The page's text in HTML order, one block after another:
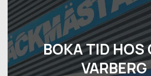
BOKA TID HOS
VARBERG